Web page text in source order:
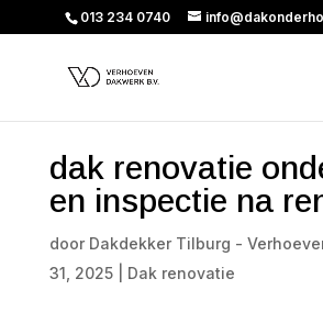
013 234 0740
dak renovatie
en inspectie na
door Dakdekker Tilburg -
31, 2025| Dak renovatie